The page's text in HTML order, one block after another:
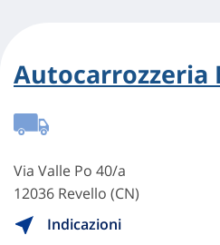
Autocarrozzeria
Via Valle Po 40/a
12036 Revello (CN)
Indicazioni